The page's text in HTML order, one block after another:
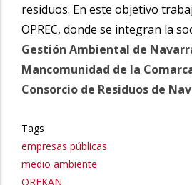
residuos. En este objetivo
OPREC, donde se integran la
Gestión Ambiental de
Mancomunidad de la
Consorcio de Residuos de
Tags
empresas públicas
medio ambiente
OREKAN